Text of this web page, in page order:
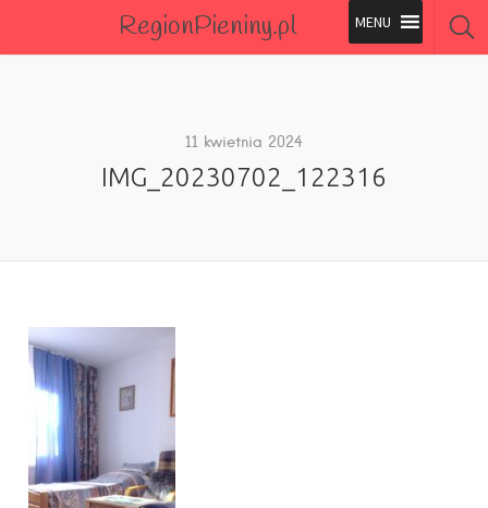
RegionPieniny.pl
Wszystkie Obiekty
11 kwietnia 2024
IMG_20230702_122316